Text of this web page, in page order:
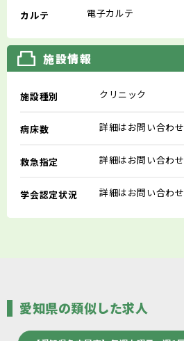
カルテ 電子カルテ
施設情報
施設種別 クリニック
病床数 詳細はお問い合わ
救急指定 詳細はお問い合わ
学会認定状況 詳細はお問い合わ
愛知県の類似した求人